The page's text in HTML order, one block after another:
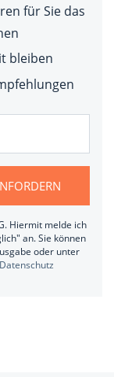
für Sie das
bleiben
Hiermit melde ich
an. Sie können
oder unter